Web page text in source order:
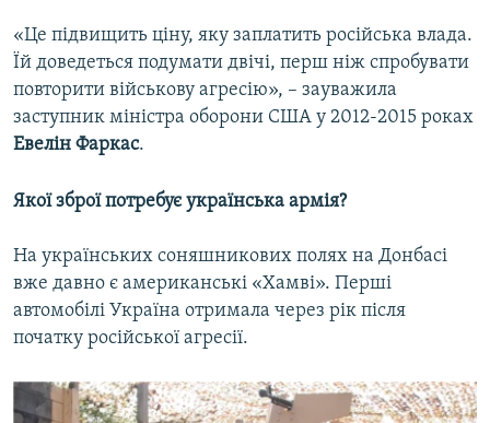
«Це підвищить ціну, яку заплатить російська влада.
Їй доведеться подумати двічі, перш ніж спробувати
повторити військову агресію», – зауважила
заступник міністра оборони США у 2012-2015 роках
Евелін Фаркас.
Якої зброї потребує українська армія?
На українських соняшникових полях на Донбасі
вже давно є американські «Хамві». Перші
автомобілі Україна отримала через рік після
початку російської агресії.